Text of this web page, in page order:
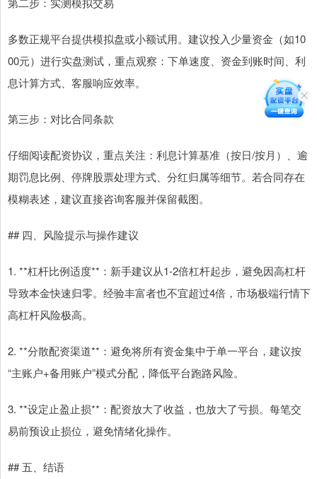
多数正规平台提供模拟盘或小额试用。建议投入少量资金（如10
00元）进行实盘测试，重点观察：下单速度、资金到账时间、利
息计算方式、客服响应效率。
第三步：对比合同条款
仔细阅读配资协议，重点关注：利息计算基准（按日/按月）、逾
期罚息比例、停牌股票处理方式、分红归属等细节。若合同存在
模糊表述，建议直接咨询客服并保留截图。
## 四、风险提示与操作建议
1. **杠杆比例适度**：新手建议从1-2倍杠杆起步，避免因高杠杆
导致本金快速归零。经验丰富者也不宜超过4倍，市场极端行情下
高杠杆风险极高。
2. **分散配资渠道**：避免将所有资金集中于单一平台，建议按
“主账户+备用账户”模式分配，降低平台跑路风险。
3. **设定止盈止损**：配资放大了收益，也放大了亏损。每笔交
易前预设止损位，避免情绪化操作。
## 五、结语